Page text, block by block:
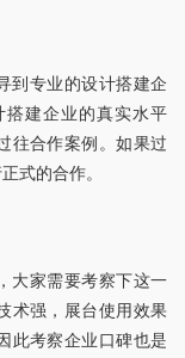
到专业的设计搭建企
搭建企业的真实水平
往合作案例。如果过
式的合作。
大家需要考察下这一
术强，展台使用效果
此考察企业口碑也是